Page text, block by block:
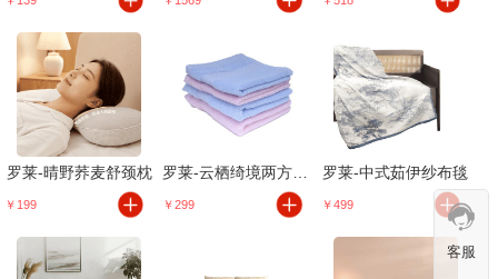
罗莱-晴野荞麦舒颈枕
￥199 ￥299
罗莱-中式茹伊纱布毯
￥499
客服